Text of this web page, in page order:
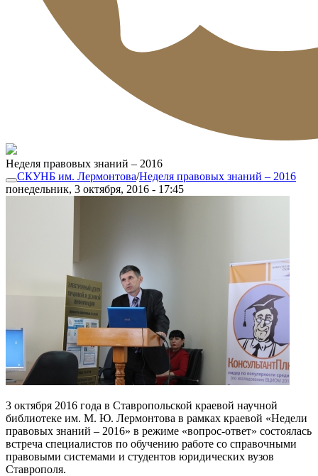
Неделя правовых знаний – 2016
СКУНБ им. Лермонтова/Неделя правовых знаний – 2016
понедельник, 3 октября, 2016 - 17:45
3 октября 2016 года в Ставропольской краевой научной
библиотеке им. М. Ю. Лермонтова в рамках краевой «Недели
правовых знаний – 2016» в режиме «вопрос-ответ» состоялась
встреча специалистов по обучению работе со справочными
правовыми системами и студентов юридических вузов
Ставрополя.